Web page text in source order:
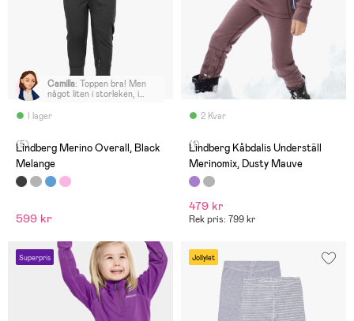
I lager
Camilla: Toppen bra! Men
något liten i storleken, i
tagit en större storlek.
(5)
Lindberg Merino Overall, Black
Melange
599 kr
2 Kvar
(1)
Lindberg Kåbdalis Underställ
Merinomix, Dusty Mauve
479 kr
Rek pris: 799 kr
Superpris Jollylet